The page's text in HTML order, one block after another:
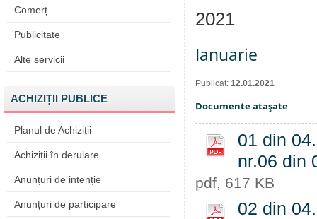
Comerț
Publicitate
Alte servicii
ACHIZIȚII PUBLICE
Planul de Achiziții
Achiziții în derulare
Anunțuri de intenție
Anunțuri de participare
2021
Ianuarie
Publicat: 12.01.2021
Documente ataşate
01 din
nr.06 din
pdf, 617 KB
02 din